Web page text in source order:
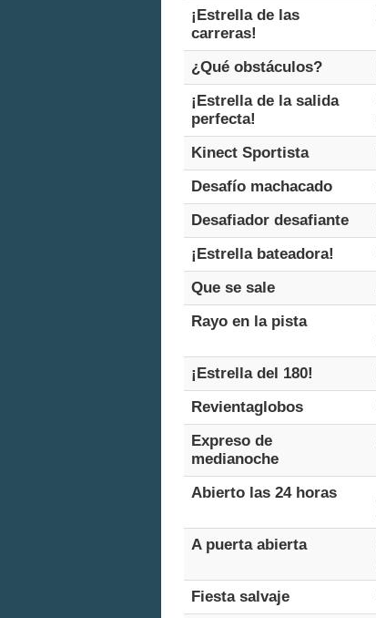
¡Estrella de las
carreras!
¿Qué obstáculos?
¡Estrella de la salida
perfecta!
Kinect Sportista
Desafío machacado
Desafiador desafiante
¡Estrella bateadora!
Que se sale
Rayo en la pista
¡Estrella del 180!
Revientaglobos
Expreso de
medianoche
Abierto las 24 horas
A puerta abierta
Fiesta salvaje